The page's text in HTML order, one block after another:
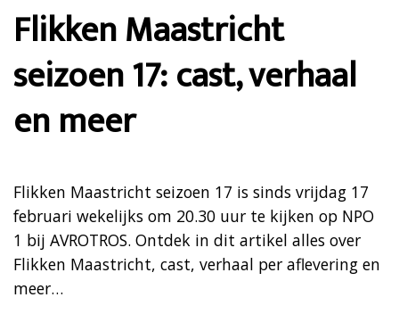
Flikken Maastricht
seizoen 17: cast, verhaal
en meer
Flikken Maastricht seizoen 17 is sinds vrijdag 17
februari wekelijks om 20.30 uur te kijken op NPO
1 bij AVROTROS. Ontdek in dit artikel alles over
Flikken Maastricht, cast, verhaal per aflevering en
meer…